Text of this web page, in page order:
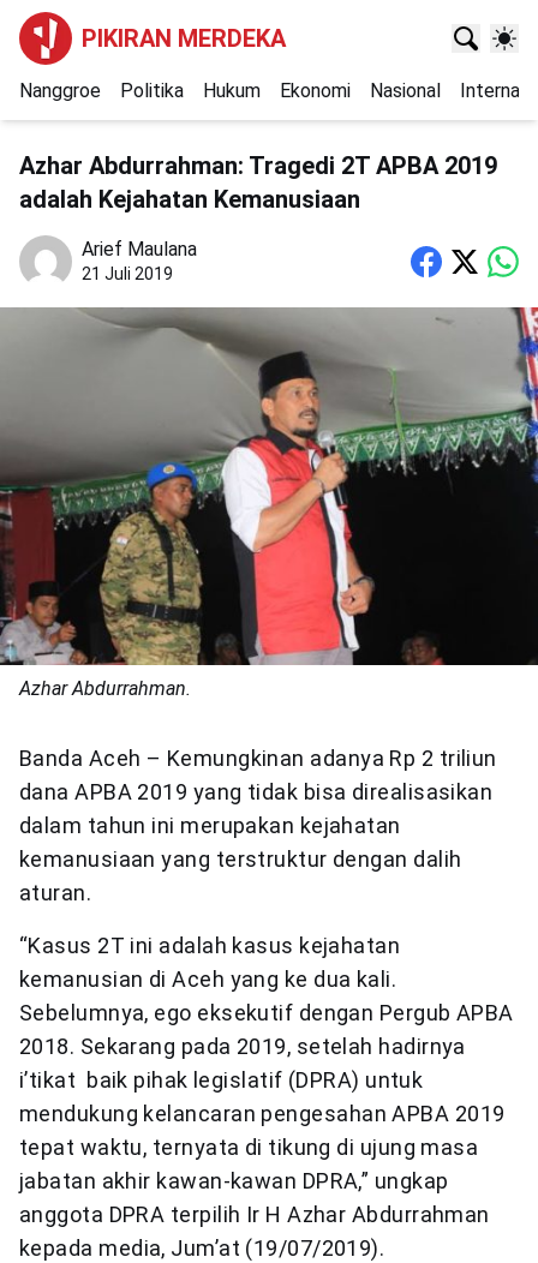
PIKIRAN MERDEKA
Nanggroe Politika Hukum Ekonomi Nasional
Azhar Abdurrahman: Tragedi 2T APBA 2019
adalah Kejahatan Kemanusiaan
Arief Maulana
21 Juli 2019
Azhar Abdurrahman.
Banda Aceh – Kemungkinan adanya Rp 2 triliun
dana APBA 2019 yang tidak bisa direalisasikan
dalam tahun ini merupakan kejahatan
kemanusiaan yang terstruktur dengan dalih
aturan.
“Kasus 2T ini adalah kasus kejahatan
kemanusian di Aceh yang ke dua kali.
Sebelumnya, ego eksekutif dengan Pergub APBA
2018. Sekarang pada 2019, setelah hadirnya
i’tikat baik pihak legislatif (DPRA) untuk
mendukung kelancaran pengesahan APBA 2019
tepat waktu, ternyata di tikung di ujung masa
jabatan akhir kawan-kawan DPRA,” ungkap
anggota DPRA terpilih Ir H Azhar Abdurrahman
kepada media, Jum’at (19/07/2019).